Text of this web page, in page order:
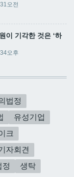
오전
이 기각한 것은 ‘하
오후
법정
유성기업
크
자회견
정 생탁